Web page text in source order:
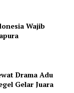
Wajib
Drama Adu
Gelar Juara